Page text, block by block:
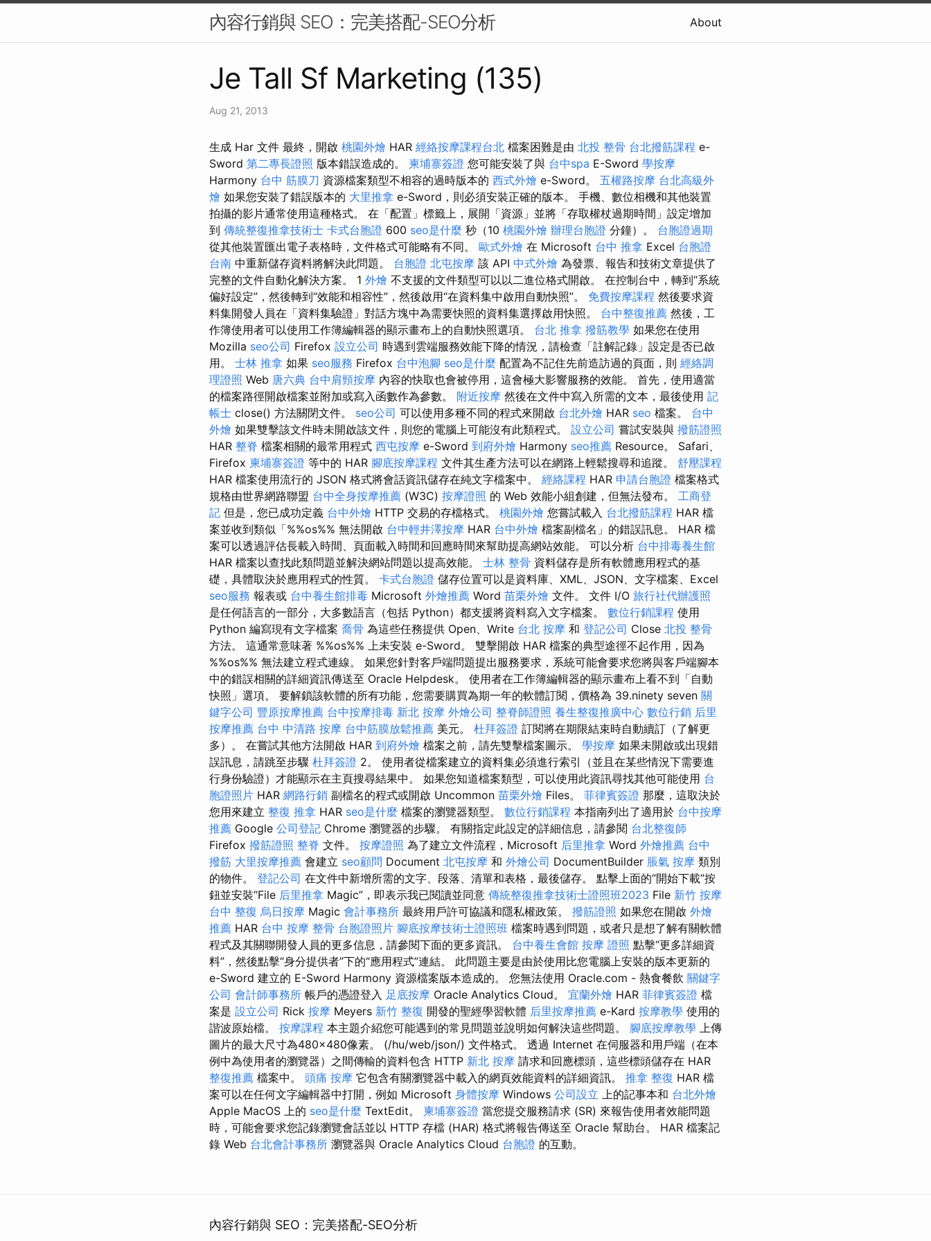
內容行銷與 SEO：完美搭配-SEO分析 About
Je Tall Sf Marketing (135)
Aug 21, 2013
生成 Har 文件 最終，開啟 桃園外燴 HAR 經絡按摩課程台北 檔案困難是由 北投 整骨 台北撥筋課程 e-
Sword 第二專長證照 版本錯誤造成的。 柬埔寨簽證 您可能安裝了與 台中spa E-Sword 學按摩
Harmony 台中 筋膜刀 資源檔案類型不相容的過時版本的 西式外燴 e-Sword。 五權路按摩 台北高級外
燴 如果您安裝了錯誤版本的 大里推拿 e-Sword，則必須安裝正確的版本。 手機、數位相機和其他裝置
拍攝的影片通常使用這種格式。 在「配置」標籤上，展開「資源」並將「存取權杖過期時間」設定增加
到 傳統整復推拿技術士 卡式台胞證 600 seo是什麼 秒（10 桃園外燴 辦理台胞證 分鐘）。 台胞證過期
從其他裝置匯出電子表格時，文件格式可能略有不同。 歐式外燴 在 Microsoft 台中 推拿 Excel 台胞證
台南 中重新儲存資料將解決此問題。 台胞證 北屯按摩 該 API 中式外燴 為發票、報告和技術文章提供了
完整的文件自動化解決方案。 1 外燴 不支援的文件類型可以以二進位格式開啟。 在控制台中，轉到“系統
偏好設定”，然後轉到“效能和相容性”，然後啟用“在資料集中啟用自動快照”。 免費按摩課程 然後要求資
料集開發人員在「資料集驗證」對話方塊中為需要快照的資料集選擇啟用快照。 台中整復推薦 然後，工
作簿使用者可以使用工作簿編輯器的顯示畫布上的自動快照選項。 台北 推拿 撥筋教學 如果您在使用
Mozilla seo公司 Firefox 設立公司 時遇到雲端服務效能下降的情況，請檢查「註解記錄」設定是否已啟
用。 士林 推拿 如果 seo服務 Firefox 台中泡腳 seo是什麼 配置為不記住先前造訪過的頁面，則 經絡調
理證照 Web 唐六典 台中肩頸按摩 內容的快取也會被停用，這會極大影響服務的效能。 首先，使用適當
的檔案路徑開啟檔案並附加或寫入函數作為參數。 附近按摩 然後在文件中寫入所需的文本，最後使用 記
帳士 close() 方法關閉文件。 seo公司 可以使用多種不同的程式來開啟 台北外燴 HAR seo 檔案。 台中
外燴 如果雙擊該文件時未開啟該文件，則您的電腦上可能沒有此類程式。 設立公司 嘗試安裝與 撥筋證照
HAR 整脊 檔案相關的最常用程式 西屯按摩 e-Sword 到府外燴 Harmony seo推薦 Resource。 Safari、
Firefox 柬埔寨簽證 等中的 HAR 腳底按摩課程 文件其生產方法可以在網路上輕鬆搜尋和追蹤。 舒壓課程
HAR 檔案使用流行的 JSON 格式將會話資訊儲存在純文字檔案中。 經絡課程 HAR 申請台胞證 檔案格式
規格由世界網路聯盟 台中全身按摩推薦 (W3C) 按摩證照 的 Web 效能小組創建，但無法發布。 工商登
記 但是，您已成功定義 台中外燴 HTTP 交易的存檔格式。 桃園外燴 您嘗試載入 台北撥筋課程 HAR 檔
案並收到類似「%%os%% 無法開啟 台中輕井澤按摩 HAR 台中外燴 檔案副檔名」的錯誤訊息。 HAR 檔
案可以透過評估長載入時間、頁面載入時間和回應時間來幫助提高網站效能。 可以分析 台中排毒養生館
HAR 檔案以查找此類問題並解決網站問題以提高效能。 士林 整骨 資料儲存是所有軟體應用程式的基
礎，具體取決於應用程式的性質。 卡式台胞證 儲存位置可以是資料庫、XML、JSON、文字檔案、Excel
seo服務 報表或 台中養生館排毒 Microsoft 外燴推薦 Word 苗栗外燴 文件。 文件 I/O 旅行社代辦護照
是任何語言的一部分，大多數語言（包括 Python）都支援將資料寫入文字檔案。 數位行銷課程 使用
Python 編寫現有文字檔案 喬骨 為這些任務提供 Open、Write 台北 按摩 和 登記公司 Close 北投 整骨
方法。 這通常意味著 %%os%% 上未安裝 e-Sword。 雙擊開啟 HAR 檔案的典型途徑不起作用，因為
%%os%% 無法建立程式連線。 如果您針對客戶端問題提出服務要求，系統可能會要求您將與客戶端腳本
中的錯誤相關的詳細資訊傳送至 Oracle Helpdesk。 使用者在工作簿編輯器的顯示畫布上看不到「自動
快照」選項。 要解鎖該軟體的所有功能，您需要購買為期一年的軟體訂閱，價格為 39.ninety seven 關
鍵字公司 豐原按摩推薦 台中按摩排毒 新北 按摩 外燴公司 整脊師證照 養生整復推廣中心 數位行銷 后里
按摩推薦 台中 中清路 按摩 台中筋膜放鬆推薦 美元。 杜拜簽證 訂閱將在期限結束時自動續訂（了解更
多）。 在嘗試其他方法開啟 HAR 到府外燴 檔案之前，請先雙擊檔案圖示。 學按摩 如果未開啟或出現錯
誤訊息，請跳至步驟 杜拜簽證 2。 使用者從檔案建立的資料集必須進行索引（並且在某些情況下需要進
行身份驗證）才能顯示在主頁搜尋結果中。 如果您知道檔案類型，可以使用此資訊尋找其他可能使用 台
胞證照片 HAR 網路行銷 副檔名的程式或​​開啟 Uncommon 苗栗外燴 Files。 菲律賓簽證 那麼，這取決於
您用來建立 整復 推拿 HAR seo是什麼 檔案的瀏覽器類型。 數位行銷課程 本指南列出了適用於 台中按摩
推薦 Google 公司登記 Chrome 瀏覽器的步驟。 有關指定此設定的詳細信息，請參閱 台北整復師
Firefox 撥筋證照 整脊 文件。 按摩證照 為了建立文件流程，Microsoft 后里推拿 Word 外燴推薦 台中
撥筋 大里按摩推薦 會建立 seo顧問 Document 北屯按摩 和 外燴公司 DocumentBuilder 脹氣 按摩 類別
的物件。 登記公司 在文件中新增所需的文字、段落、清單和表格，最後儲存。 點擊上面的“開始下載”按
鈕並安裝“File 后里推拿 Magic”，即表示我已閱讀並同意 傳統整復推拿技術士證照班2023 File 新竹 按摩
台中 整復 烏日按摩 Magic 會計事務所 最終用戶許可協議和隱私權政策。 撥筋證照 如果您在開啟 外燴
推薦 HAR 台中 按摩 整骨 台胞證照片 腳底按摩技術士證照班 檔案時遇到問題，或者只是想了解有關軟體
程式及其關聯開發人員的更多信息，請參閱下面的更多資訊。 台中養生會館 按摩 證照 點擊“更多詳細資
料”，然後點擊“身分提供者”下的“應用程式”連結。 此問題主要是由於使用比您電腦上安裝的版本更新的
e-Sword 建立的 E-Sword Harmony 資源檔案版本造成的。 您無法使用 Oracle.com - 熱食餐飲 關鍵字
公司 會計師事務所 帳戶的憑證登入 足底按摩 Oracle Analytics Cloud。 宜蘭外燴 HAR 菲律賓簽證 檔
案是 設立公司 Rick 按摩 Meyers 新竹 整復 開發的聖經學習軟體 后里按摩推薦 e-Kard 按摩教學 使用的
諧波原始檔。 按摩課程 本主題介紹您可能遇到的常見問題並說明如何解決這些問題。 腳底按摩教學 上傳
圖片的最大尺寸為480×480像素。 (/hu/web/json/) 文件格式。 透過 Internet 在伺服器和用戶端（在本
例中為使用者的瀏覽器）之間傳輸的資料包含 HTTP 新北 按摩 請求和回應標頭，這些標頭儲存在 HAR
整復推薦 檔案中。 頭痛 按摩 它包含有關瀏覽器中載入的網頁效能資料的詳細資訊。 推拿 整復 HAR 檔
案可以在任何文字編輯器中打開，例如 Microsoft 身體按摩 Windows 公司設立 上的記事本和 台北外燴
Apple MacOS 上的 seo是什麼 TextEdit。 柬埔寨簽證 當您提交服務請求 (SR) 來報告使用者效能問題
時，可能會要求您記錄瀏覽會話並以 HTTP 存檔 (HAR) 格式將報告傳送至 Oracle 幫助台。 HAR 檔案記
錄 Web 台北會計事務所 瀏覽器與 Oracle Analytics Cloud 台胞證 的互動。
內容行銷與 SEO：完美搭配-SEO分析